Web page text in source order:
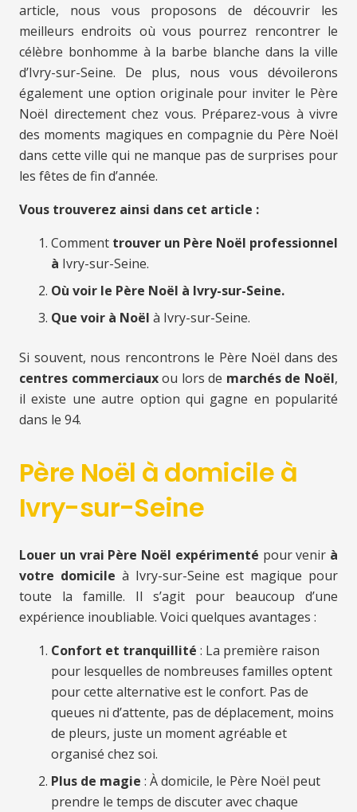
article, nous vous proposons de découvrir les
meilleurs endroits où vous pourrez rencontrer le
célèbre bonhomme à la barbe blanche dans la ville
d’Ivry-sur-Seine. De plus, nous vous dévoilerons
également une option originale pour inviter le Père
Noël directement chez vous. Préparez-vous à vivre
des moments magiques en compagnie du Père Noël
dans cette ville qui ne manque pas de surprises pour
les fêtes de fin d’année.
Vous trouverez ainsi dans cet article :
Comment trouver un Père Noël professionnel
à Ivry-sur-Seine.
Où voir le Père Noël à Ivry-sur-Seine.
Que voir à Noël à Ivry-sur-Seine.
Si souvent, nous rencontrons le Père Noël dans des
centres commerciauxou lors de marchés de Noël,
il existe une autre option qui gagne en popularité
dans le 94.
Père Noël à domicile à
Ivry-sur-Seine
Louer un vrai Père Noël expérimenté pour venir à
votre domicile à Ivry-sur-Seine est magique pour
toute la famille. Il s’agit pour beaucoup d’une
expérience inoubliable. Voici quelques avantages :
Confort et tranquillité : La première raison
pour lesquelles de nombreuses familles optent
pour cette alternative est le confort. Pas de
queues ni d’attente, pas de déplacement, moins
de pleurs, juste un moment agréable et
organisé chez soi.
Plus de magie : À domicile, le Père Noël peut
prendre le temps de discuter avec chaque